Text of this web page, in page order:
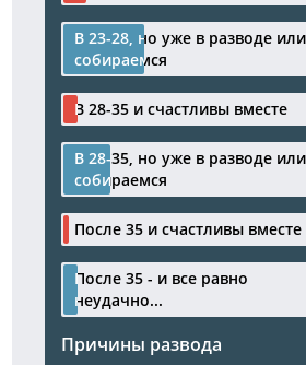
В 23-28, но уже в разводе или
собираемся
В 23-28, но уже в разводе или
собираемся
В 28-35 и счастливы вместе
В 28-35 и счастливы вместе
В 28-35, но уже в разводе или
собираемся
В 28-35, но уже в разводе или
собираемся
После 35 и счастливы вместе
После 35 и счастливы вместе
После 35 - и все равно
неудачно...
После 35 - и все равно
неудачно...
Причины развода